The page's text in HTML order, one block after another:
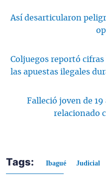
Así desarticularon
Coljuegos reportó
las apuestas ilegales
Falleció joven de
relacionado
Tags: Ibagué Judicial